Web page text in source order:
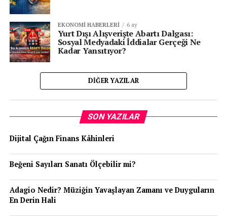
EKONOMI HABERLERI 6 ay
Yurt Dışı Alışverişte Abartı Dalgası:
Sosyal Medyadaki İddialar Gerçeği Ne
Kadar Yansıtıyor?
DIĞER YAZILAR
SON YAZILAR
Dijital Çağın Finans Kâhinleri
Beğeni Sayıları Sanatı Ölçebilir mi?
Adagio Nedir? Müziğin Yavaşlayan Zamanı ve Duyguların
En Derin Hali